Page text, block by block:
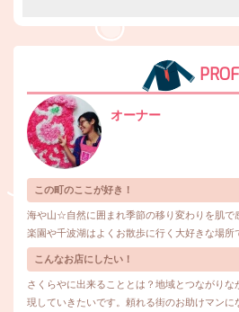
オーナー
この町のここが好き！
海や山☆自然に囲まれ季節の移り変わりを肌
楽園や千波湖はよくお散歩に行く大好きな場所
こんなお店にしたい！
さくらやに出来ることとは？地域とつながり
現していきたいです。頼れる街のお助けマンに